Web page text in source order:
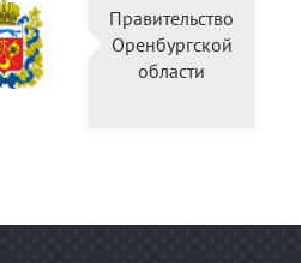
Правительство
Оренбургской
области